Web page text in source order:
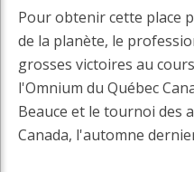
Pour obtenir cette place
de la planète, le
grosses victoires au
l'Omnium du Québec
Beauce et le tournoi des
Canada, l'automne